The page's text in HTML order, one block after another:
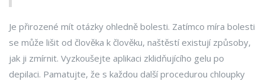
Je přirozené mít otázky ohledně bolesti. Zatímco míra bolesti
se může lišit od člověka k člověku, naštěstí existují způsoby,
jak ji zmírnit. Vyzkoušejte aplikaci zklidňujícího gelu po
depilaci. Pamatujte, že s každou další procedurou chloupky